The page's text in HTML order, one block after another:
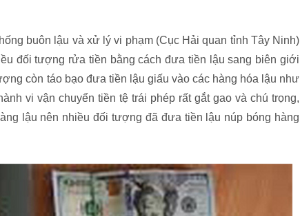
buôn lậu và xử lý vi phạm (Cục Hải quan tỉnh Tây Ninh)
đối tượng rửa tiền bằng cách đưa tiền lậu sang biên giới
còn táo bạo đưa tiền lậu giấu vào các hàng hóa lậu như
vi vận chuyển tiền tệ trái phép rất gắt gao và chú trọng,
lậu nên nhiều đối tượng đã đưa tiền lậu núp bóng hàng